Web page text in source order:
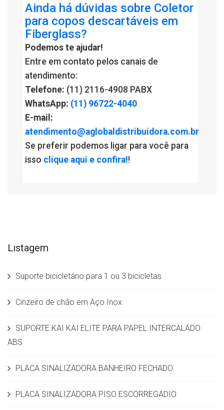
Ainda há dúvidas sobre Coletor
para copos descartáveis em
Fiberglass?
Podemos te ajudar!
Entre em contato pelos canais de
atendimento:
Telefone: (11) 2116-4908 PABX
WhatsApp: (11) 96722-4040
E-mail:
atendimento@aglobaldistribuidora.com.br
Se preferir podemos ligar para você para
isso clique aqui e confira!!
Listagem
Suporte bicicletário para 1 ou 3 bicicletas
Cinzeiro de chão em Aço Inox
SUPORTE KAI KAI ELITE PARA PAPEL INTERCALADO
ABS
PLACA SINALIZADORA BANHEIRO FECHADO
PLACA SINALIZADORA PISO ESCORREGADIO